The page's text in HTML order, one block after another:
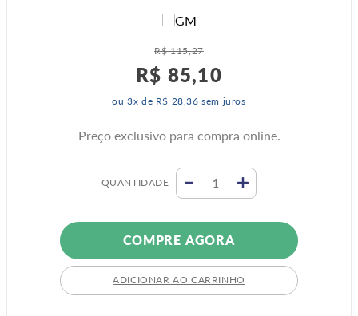
R$ 115,27
R$ 85,10
ou3x de R$ 28 ,36 sem juros
Preço exclusivo para compra online.
QUANTIDADE
COMPRE AGORA
ADICIONAR AO CARRINHO